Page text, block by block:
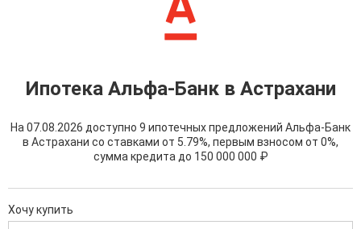
Ипотека Альфа-Банк в Астрахани
На 07.08.2026 доступно 9 ипотечных предложений Альфа-Банк
в Астрахани со ставками от 5.79%, первым взносом от 0%,
сумма кредита до 150 000 000 ₽
Хочу купить